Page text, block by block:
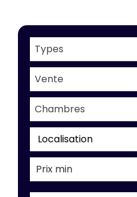
Types
Vente
Chambres
Localisation